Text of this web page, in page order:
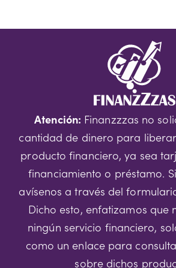
Atención: Finanzzzas no
cantidad de dinero para
producto financiero, ya sea
financiamiento o préstamo.
avísenos a través del
Dicho esto, enfatizamos que
ningún servicio financiero,
como un enlace para
sobre dichos